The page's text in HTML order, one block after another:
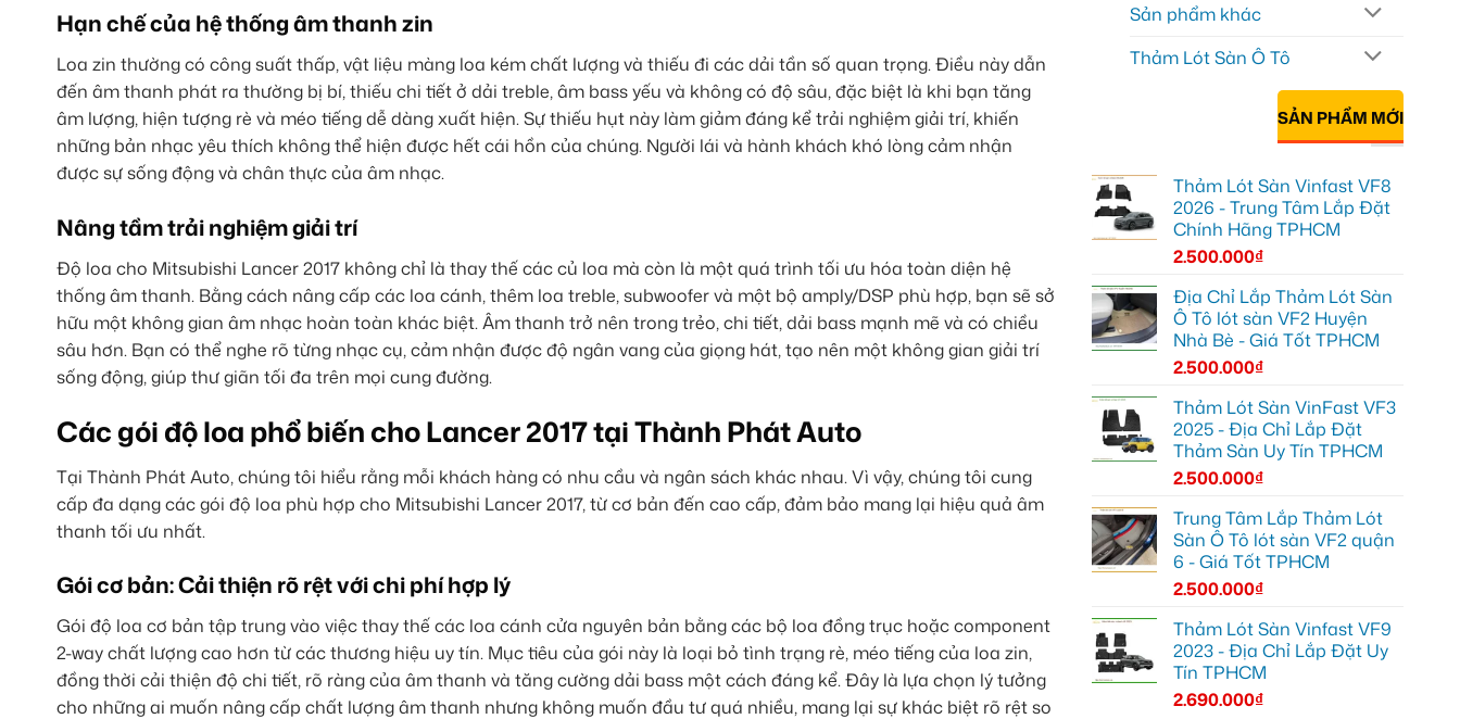
Hạn chế của hệ thống âm thanh zin
Loa zin thường có công suất thấp, vật liệu màng loa kém chất lượng và thiếu đi các dải tần số quan trọng. Điều này dẫn
đến âm thanh phát ra thường bị bí, thiếu chi tiết ở dải treble, âm bass yếu và không có độ sâu, đặc biệt là khi bạn tăng
âm lượng, hiện tượng rè và méo tiếng dễ dàng xuất hiện. Sự thiếu hụt này làm giảm đáng kể trải nghiệm giải trí, khiến
những bản nhạc yêu thích không thể hiện được hết cái hồn của chúng. Người lái và hành khách khó lòng cảm nhận
được sự sống động và chân thực của âm nhạc.
Nâng tầm trải nghiệm giải trí
Độ loa cho Mitsubishi Lancer 2017 không chỉ là thay thế các củ loa mà còn là một quá trình tối ưu hóa toàn diện hệ
thống âm thanh. Bằng cách nâng cấp các loa cánh, thêm loa treble, subwoofer và một bộ amply/DSP phù hợp, bạn sẽ sở
hữu một không gian âm nhạc hoàn toàn khác biệt. Âm thanh trở nên trong trẻo, chi tiết, dải bass mạnh mẽ và có chiều
sâu hơn. Bạn có thể nghe rõ từng nhạc cụ, cảm nhận được độ ngân vang của giọng hát, tạo nên một không gian giải trí
sống động, giúp thư giãn tối đa trên mọi cung đường.
Các gói độ loa phổ biến cho Lancer 2017 tại Thành Phát Auto
Tại Thành Phát Auto, chúng tôi hiểu rằng mỗi khách hàng có nhu cầu và ngân sách khác nhau. Vì vậy, chúng tôi cung
cấp đa dạng các gói độ loa phù hợp cho Mitsubishi Lancer 2017, từ cơ bản đến cao cấp, đảm bảo mang lại hiệu quả âm
thanh tối ưu nhất.
Gói cơ bản: Cải thiện rõ rệt với chi phí hợp lý
Gói độ loa cơ bản tập trung vào việc thay thế các loa cánh cửa nguyên bản bằng các bộ loa đồng trục hoặc component
2-way chất lượng cao hơn từ các thương hiệu uy tín. Mục tiêu của gói này là loại bỏ tình trạng rè, méo tiếng của loa zin,
đồng thời cải thiện độ chi tiết, rõ ràng của âm thanh và tăng cường dải bass một cách đáng kể. Đây là lựa chọn lý tưởng
cho những ai muốn nâng cấp chất lượng âm thanh nhưng không muốn đầu tư quá nhiều, mang lại sự khác biệt rõ rệt so
Sản phẩm khác
Thảm Lót Sàn Ô Tô
SẢN PHẨM MỚI
Thảm Lót Sàn Vinfast VF8
2026 - Trung Tâm Lắp Đặt
Chính Hãng TPHCM
2.500.000₫
Địa Chỉ Lắp Thảm Lót Sàn
Ô Tô lót sàn VF2 Huyện
Nhà Bè - Giá Tốt TPHCM
2.500.000₫
Thảm Lót Sàn VinFast VF3
2025 - Địa Chỉ Lắp Đặt
Thảm Sàn Uy Tín TPHCM
2.500.000₫
Trung Tâm Lắp Thảm Lót
Sàn Ô Tô lót sàn VF2 quận
6 - Giá Tốt TPHCM
2.500.000₫
Thảm Lót Sàn Vinfast VF9
2023 - Địa Chỉ Lắp Đặt Uy
Tín TPHCM
2.690.000₫